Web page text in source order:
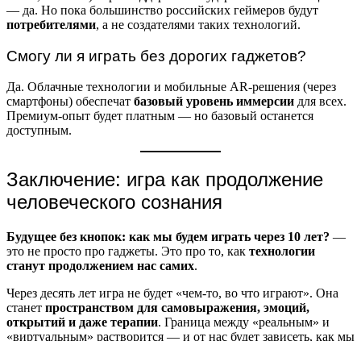
— да. Но пока большинство российских геймеров будут
потребителями, а не создателями таких технологий.
Смогу ли я играть без дорогих гаджетов?
Да. Облачные технологии и мобильные AR-решения (через
смартфоны) обеспечат базовый уровень иммерсии для всех.
Премиум-опыт будет платным — но базовый останется
доступным.
Заключение: игра как продолжение
человеческого сознания
Будущее без кнопок: как мы будем играть через 10 лет? —
это не просто про гаджеты. Это про то, как технологии
станут продолжением нас самих.
Через десять лет игра не будет «чем-то, во что играют». Она
станет пространством для самовыражения, эмоций,
открытий и даже терапии. Граница между «реальным» и
«виртуальным» растворится — и от нас будет зависеть, как мы